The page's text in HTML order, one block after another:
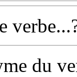
du